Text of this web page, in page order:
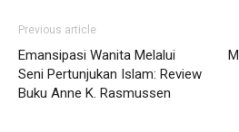
Previous article
Emansipasi Wanita Melalui
Seni Pertunjukan Islam: Review
Buku Anne K. Rasmussen